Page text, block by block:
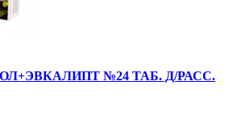
№24 ТАБ. Д/РАСС.